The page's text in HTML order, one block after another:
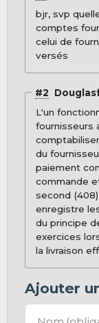
bjr, svp
comptes
celui de
versés
#2
L'un
fournisseurs
du
paiement
commande
second
enregistre
du principe
exercices
la livraison
Ajouter